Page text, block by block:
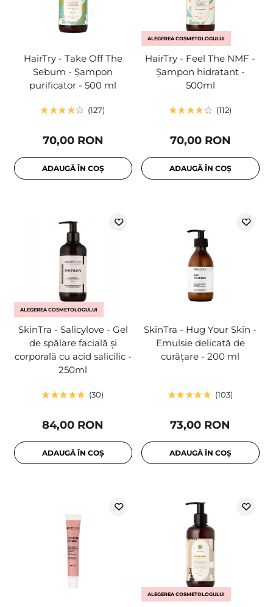
HairTry - Take Off The
Sebum - Șampon
purificator - 500 ml
127
70,00 RON
ADAUGĂ ÎN COȘ
ALEGEREA COSMETOLOGULUI
HairTry - Feel The NMF -
Șampon hidratant -
500ml
112
70,00 RON
ADAUGĂ ÎN COȘ
ALEGEREA COSMETOLOGULUI
SkinTra - Salicylove - Gel
de spălare facială și
corporală cu acid salicilic -
250ml
30
84,00 RON
ADAUGĂ ÎN COȘ
SkinTra - Hug Your Skin -
Emulsie delicată de
curățare - 200 ml
103
73,00 RON
ADAUGĂ ÎN COȘ
ALEGEREA COSMETOLOGULUI